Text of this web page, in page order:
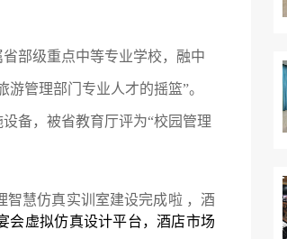
部级重点中等专业学校，融中
管理部门专业人才的摇篮”。
备，被省教育厅评为“校园管理
智慧仿真实训室建设完成啦 ，酒
会虚拟仿真设计平台，酒店市场